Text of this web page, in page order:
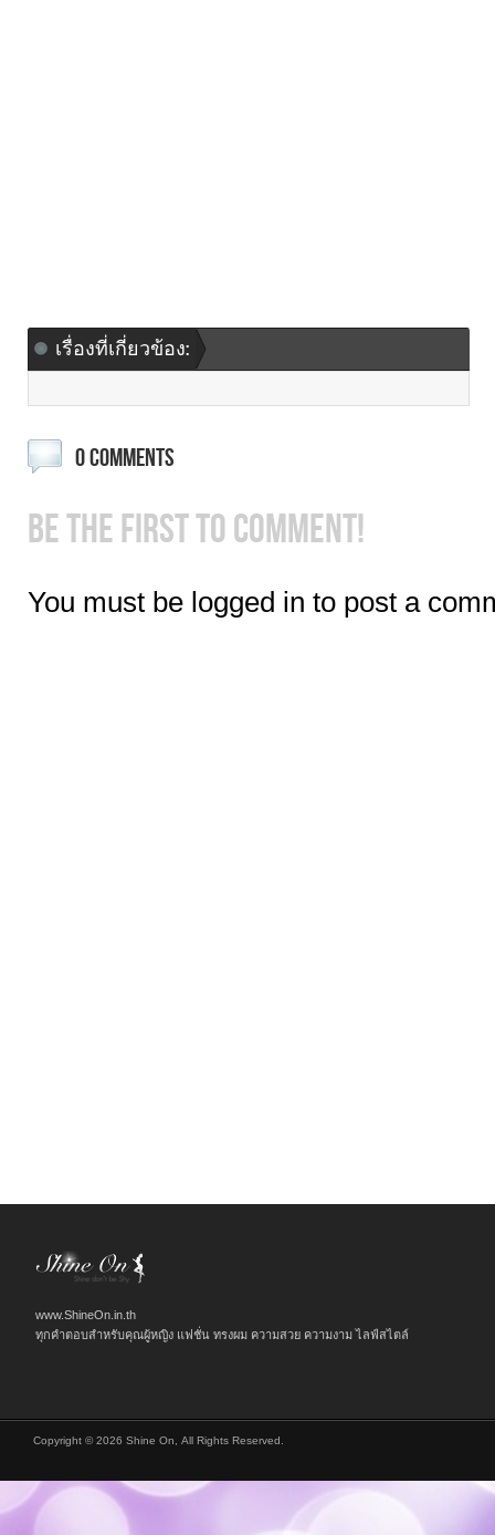
เรื่องที่เกี่ยวข้อง:
0 COMMENTS
BE THE FIRST TO COMMENT!
You must be logged in to post a
www.ShineOn.in.th
ทุกคำตอบสำหรับคุณผู้หญิง แฟชั่น ทรงผม ความสวย ความงาม ไลฟ์สไตล์
Copyright © 2026 Shine On, All Rights Reserved.